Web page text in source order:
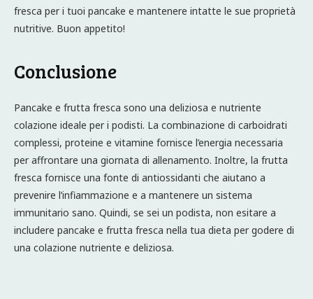
fresca per i tuoi pancake e mantenere intatte le sue proprietà
nutritive. Buon appetito!
Conclusione
Pancake e frutta fresca sono una deliziosa e nutriente
colazione ideale per i podisti. La combinazione di carboidrati
complessi, proteine e vitamine fornisce l’energia necessaria
per affrontare una giornata di allenamento. Inoltre, la frutta
fresca fornisce una fonte di antiossidanti che aiutano a
prevenire l’infiammazione e a mantenere un sistema
immunitario sano. Quindi, se sei un podista, non esitare a
includere pancake e frutta fresca nella tua dieta per godere di
una colazione nutriente e deliziosa.